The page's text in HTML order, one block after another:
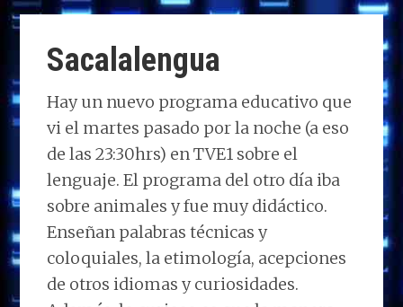
Sacalalengua
Hay un nuevo programa educativo que
vi el martes pasado por la noche (a eso
de las 23:30hrs) en TVE1 sobre el
lenguaje. El programa del otro día iba
sobre animales y fue muy didáctico.
Enseñan palabras técnicas y
coloquiales, la etimología, acepciones
de otros idiomas y curiosidades.